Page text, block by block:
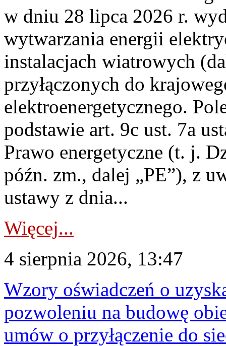
w dniu 28 lipca 2026 r.
wytwarzania energii
instalacjach wiatrowych
przyłączonych do
elektroenergetycznego.
podstawie art. 9c ust. 7a
Prawo energetyczne (t. j.
późn. zm., dalej „PE”), z
ustawy z dnia...
Więcej...
4 sierpnia 2026, 13:47
Wzory oświadczeń o
pozwoleniu na budowę
umów o przyłączenie do